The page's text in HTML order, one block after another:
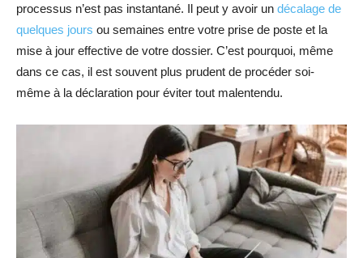
processus n’est pas instantané. Il peut y avoir un décalage de
quelques jours ou semaines entre votre prise de poste et la
mise à jour effective de votre dossier. C’est pourquoi, même
dans ce cas, il est souvent plus prudent de procéder soi-
même à la déclaration pour éviter tout malentendu.